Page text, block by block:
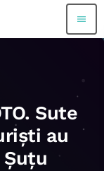
menu
Sute
au